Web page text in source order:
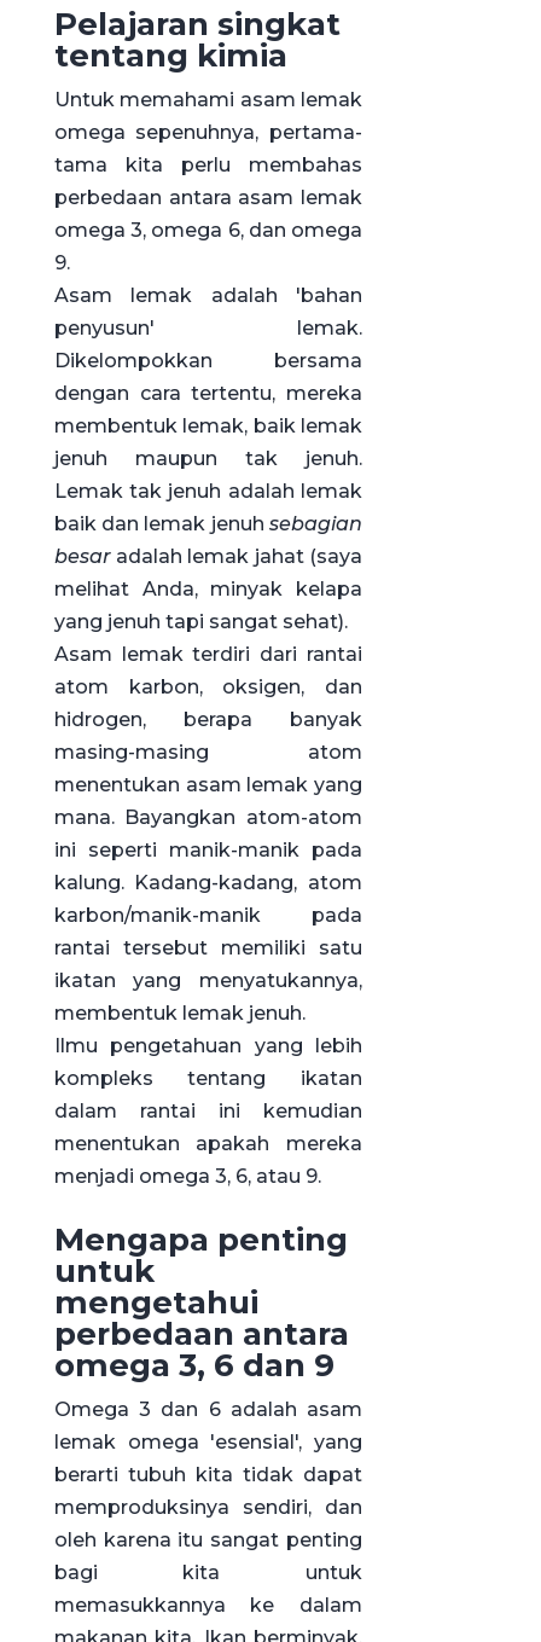
Pelajaran singkat
tentang kimia
Untuk memahami asam lemak
omega sepenuhnya, pertama-
tama kita perlu membahas
perbedaan antara asam lemak
omega 3, omega 6, dan omega
9.
Asam lemak adalah 'bahan
penyusun' lemak.
Dikelompokkan bersama
dengan cara tertentu, mereka
membentuk lemak, baik lemak
jenuh maupun tak jenuh.
Lemak tak jenuh adalah lemak
baik dan lemak jenuh sebagian
besaradalah lemak jahat (saya
melihat Anda, minyak kelapa
yang jenuh tapi sangat sehat).
Asam lemak terdiri dari rantai
atom karbon, oksigen, dan
hidrogen, berapa banyak
masing-masing atom
menentukan asam lemak yang
mana. Bayangkan atom-atom
ini seperti manik-manik pada
kalung. Kadang-kadang, atom
karbon/manik-manik pada
rantai tersebut memiliki satu
ikatan yang menyatukannya,
membentuk lemak jenuh.
Ilmu pengetahuan yang lebih
kompleks tentang ikatan
dalam rantai ini kemudian
menentukan apakah mereka
menjadi omega 3, 6, atau 9.
Mengapa penting
untuk
mengetahui
perbedaan antara
omega 3, 6 dan 9
Omega 3 dan 6 adalah asam
lemak omega 'esensial', yang
berarti tubuh kita tidak dapat
memproduksinya sendiri, dan
oleh karena itu sangat penting
bagi kita untuk
memasukkannya ke dalam